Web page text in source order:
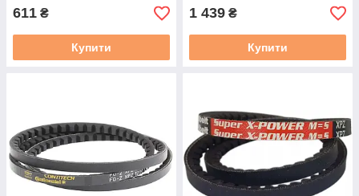
611 ₴
Купити
1 439 ₴
Купити